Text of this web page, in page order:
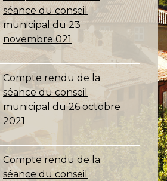
séance du conseil
municipal du 23
novembre 021
Compte rendu de la
séance du conseil
municipal du 26 octobre
2021
Compte rendu de la
séance du conseil